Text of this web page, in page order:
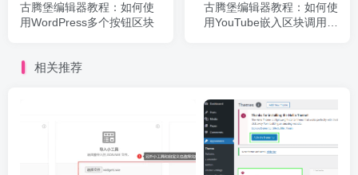
古腾堡编辑器教程：如何使
用WordPress多个按钮区块
古腾堡编辑器教程：如何使
用YouTube嵌入区块调用油
相关推荐